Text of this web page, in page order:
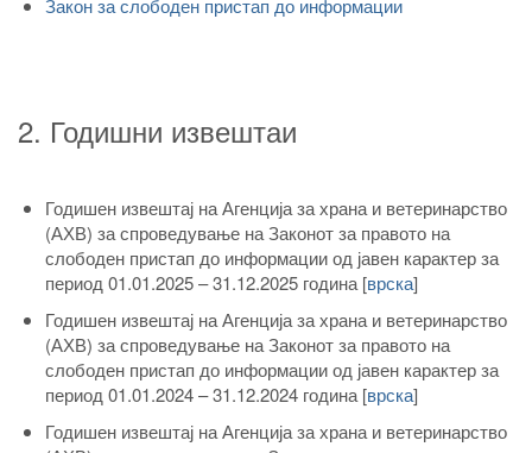
Закон за слободен пристап до информации
2. Годишни извештаи
Годишен извештај на Агенција за храна и ветеринарство
(АХВ) за спроведување на Законот за правото на
слободен пристап до информации од јавен карактер за
период 01.01.2025 – 31.12.2025 година [врска]
Годишен извештај на Агенција за храна и ветеринарство
(АХВ) за спроведување на Законот за правото на
слободен пристап до информации од јавен карактер за
период 01.01.2024 – 31.12.2024 година [врска]
Годишен извештај на Агенција за храна и ветеринарство